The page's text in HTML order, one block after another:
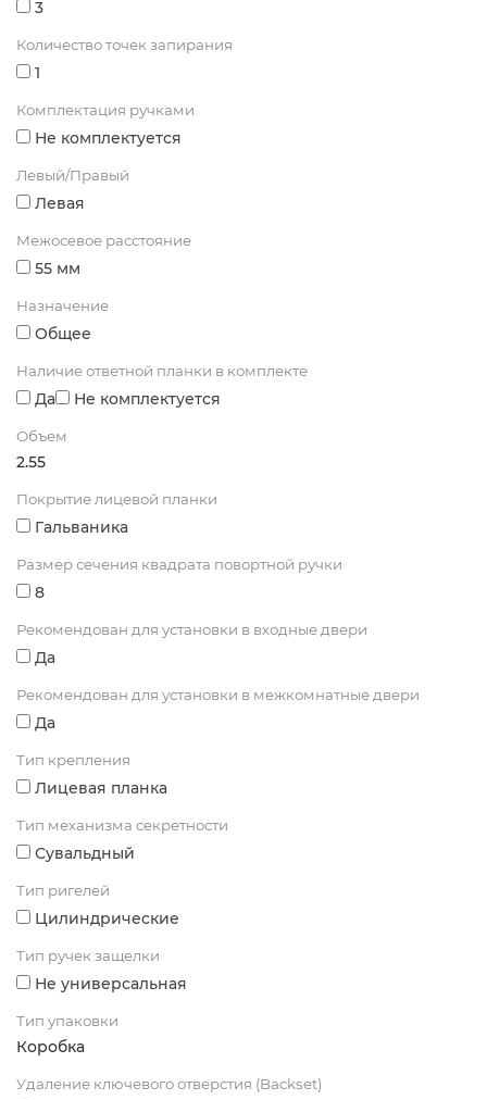
3
Количество точек запирания
1
Комплектация ручками
Не комплектуется
Левый/Правый
Левая
Межосевое расстояние
55 мм
Назначение
Общее
Наличие ответной планки в комплекте
Да Не комплектуется
Объем
2.55
Покрытие лицевой планки
Гальваника
Размер сечения квадрата повортной ручки
8
Рекомендован для установки в входные двери
Да
Рекомендован для установки в межкомнатные двери
Да
Тип крепления
Лицевая планка
Тип механизма секретности
Сувальдный
Тип ригелей
Цилиндрические
Тип ручек защелки
Не универсальная
Тип упаковки
Коробка
Удаление ключевого отверстия (Backset)